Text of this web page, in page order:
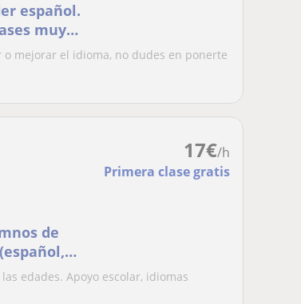
español.
muy
mejorar el idioma, no dudes en ponerte
17€/h
Primera clase gratis
de
edades. Apoyo escolar, idiomas